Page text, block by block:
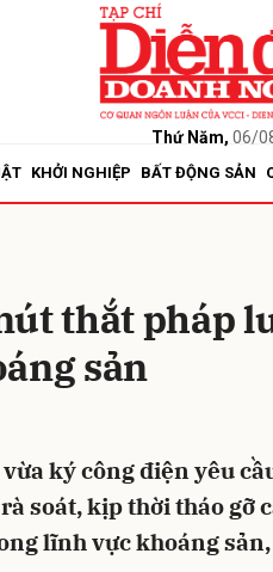
Thứ Năm, 06/
KHỞI NGHIỆP BẤT ĐỘNG SẢN
thắt pháp
sản
ký công điện yêu
soát, kịp thời tháo gỡ
lĩnh vực khoáng